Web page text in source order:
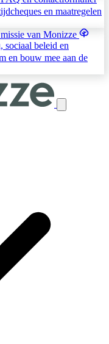
en maatregelen
van Monizze
sociaal beleid en
en bouw mee aan de